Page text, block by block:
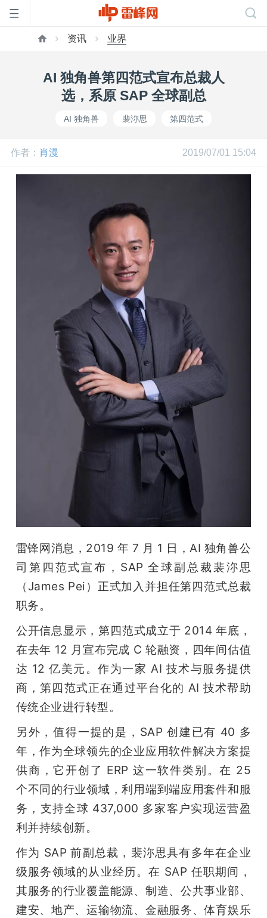
题
爱
搞
机
资讯 业界
AI 独角兽第四范式宣布总裁人
选，系原 SAP 全球副总
AI 独角兽 裴沵思 第四范式
作者： 肖漫 2019/07/01 15:04
雷锋网消息，2019 年 7 月 1 日，AI 独角兽公
司第四范式宣布，SAP 全球副总裁裴沵思
（James Pei）正式加入并担任第四范式总裁
职务。
公开信息显示，第四范式成立于 2014 年底，
在去年 12 月宣布完成 C 轮融资，四年间估值
达 12 亿美元。作为一家 AI 技术与服务提供
商，第四范式正在通过平台化的 AI 技术帮助
传统企业进行转型。
另外，值得一提的是，SAP 创建已有 40 多
年，作为全球领先的企业应用软件解决方案提
供商，它开创了 ERP 这一软件类别。在 25
个不同的行业领域，利用端到端应用套件和服
务，支持全球 437,000 多家客户实现运营盈
利并持续创新。
作为 SAP 前副总裁，裴沵思具有多年在企业
级服务领域的从业经历。在 SAP 任职期间，
其服务的行业覆盖能源、制造、公共事业部、
建安、地产、运输物流、金融服务、体育娱乐